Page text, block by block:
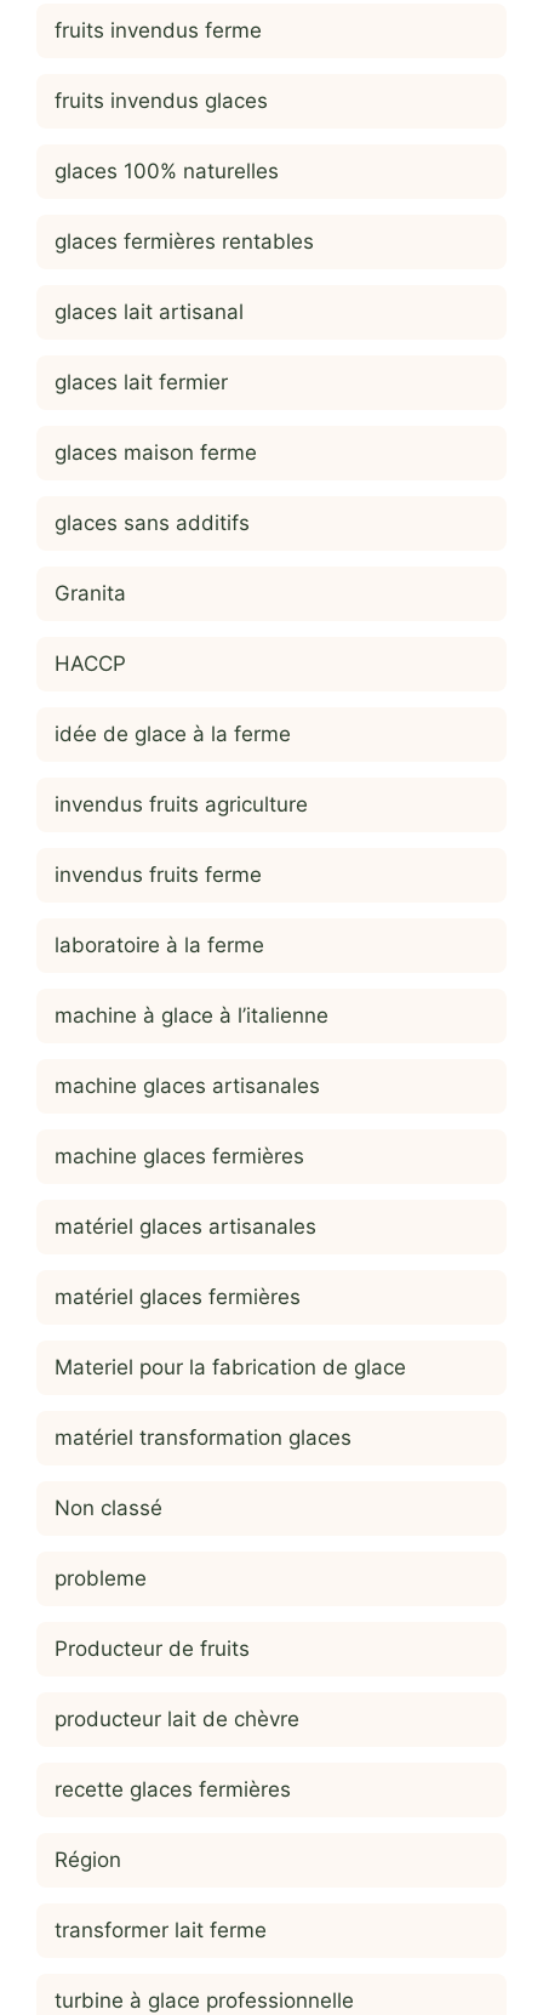
fruits invendus ferme
fruits invendus glaces
glaces 100% naturelles
glaces fermières rentables
glaces lait artisanal
glaces lait fermier
glaces maison ferme
glaces sans additifs
Granita
HACCP
idée de glace à la ferme
invendus fruits agriculture
invendus fruits ferme
laboratoire à la ferme
machine à glace à l’italienne
machine glaces artisanales
machine glaces fermières
matériel glaces artisanales
matériel glaces fermières
Materiel pour la fabrication de glace
matériel transformation glaces
Non classé
probleme
Producteur de fruits
producteur lait de chèvre
recette glaces fermières
Région
transformer lait ferme
turbine à glace professionnelle